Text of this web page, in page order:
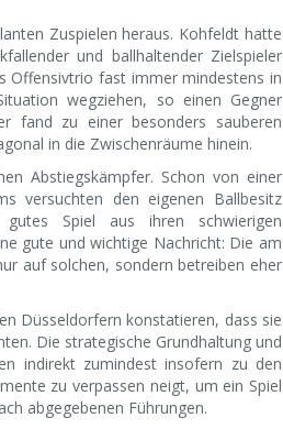
Zuspielen heraus. Kohfeldt hatte
und ballhaltender Zielspieler
Offensivtrio fast immer mindestens in
wegziehen, so einen Gegner
fand zu einer besonders sauberen
in die Zwischenräume hinein.
Abstiegskämpfer. Schon von einer
versuchten den eigenen Ballbesitz
Spiel aus ihren schwierigen
gute und wichtige Nachricht: Die am
auf solchen, sondern betreiben eher
Düsseldorfern konstatieren, dass sie
Die strategische Grundhaltung und
indirekt zumindest insofern zu den
zu verpassen neigt, um ein Spiel
abgegebenen Führungen.